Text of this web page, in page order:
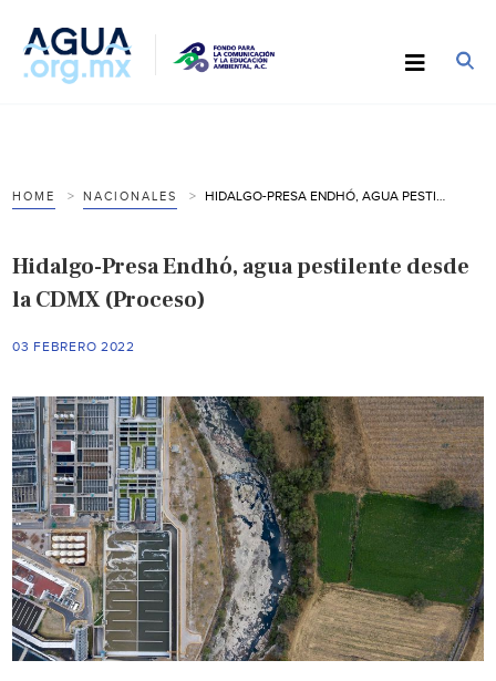
HOME NACIONALES
Hidalgo-Presa Endhó, agua pestilente desde
la CDMX (Proceso)
03 FEBRERO 2022